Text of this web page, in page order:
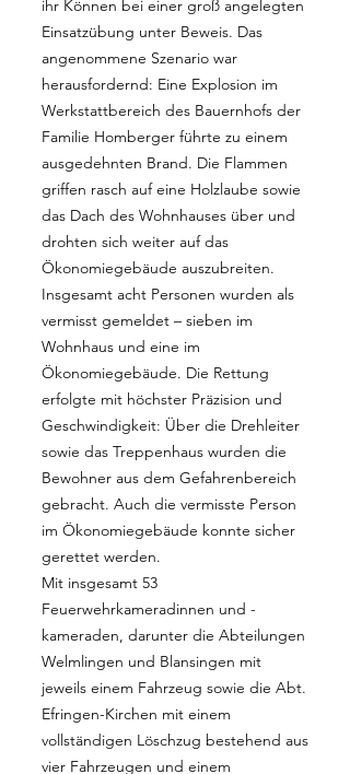
ihr Können bei einer groß angelegten
Einsatzübung unter Beweis. Das
angenommene Szenario war
herausfordernd: Eine Explosion im
Werkstattbereich des Bauernhofs der
Familie Homberger führte zu einem
ausgedehnten Brand. Die Flammen
griffen rasch auf eine Holzlaube sowie
das Dach des Wohnhauses über und
drohten sich weiter auf das
Ökonomiegebäude auszubreiten.
Insgesamt acht Personen wurden als
vermisst gemeldet – sieben im
Wohnhaus und eine im
Ökonomiegebäude. Die Rettung
erfolgte mit höchster Präzision und
Geschwindigkeit: Über die Drehleiter
sowie das Treppenhaus wurden die
Bewohner aus dem Gefahrenbereich
gebracht. Auch die vermisste Person
im Ökonomiegebäude konnte sicher
gerettet werden.
Mit insgesamt 53
Feuerwehrkameradinnen und -
kameraden, darunter die Abteilungen
Welmlingen und Blansingen mit
jeweils einem Fahrzeug sowie die Abt.
Efringen-Kirchen mit einem
vollständigen Löschzug bestehend aus
vier Fahrzeugen und einem